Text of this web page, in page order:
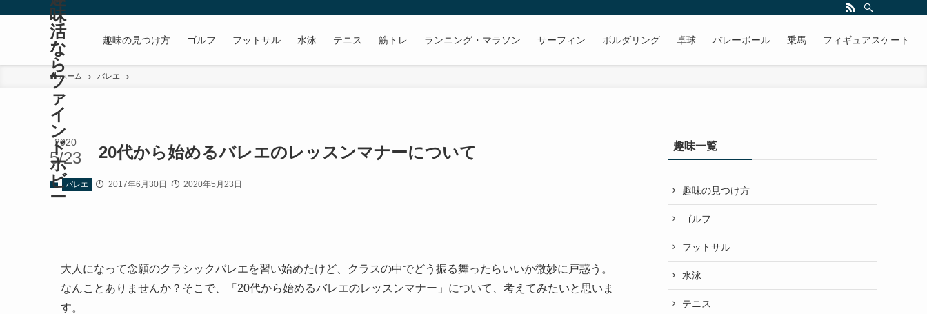
味
活
な
ら
フ
ァ
イ
ン
ド
ホ
ビ
ー
趣味の見つけ方 ゴルフ フットサル 水泳 テニス 筋トレ ランニング・マラソン サーフィン ボルダリング 卓球 バレーボール 乗馬 フィギュアスケート
ホーム バレエ
20代から始めるバレエのレッスンマナーについて
2020
5/23
バレエ 2017年6月30日 2020年5月23日
大人になって念願のクラシックバレエを習い始めたけど、クラスの中でどう振る舞ったらいいか微妙に戸惑う。
なんことありませんか？そこで、「20代から始めるバレエのレッスンマナー」について、考えてみたいと思いま
す。
趣味一覧
趣味の見つけ方
ゴルフ
フットサル
水泳
テニス